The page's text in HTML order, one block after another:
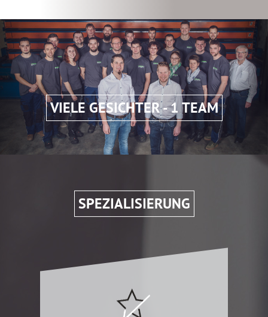
VIELE GESICHTER - 1 TEAM
SPEZIALISIERUNG